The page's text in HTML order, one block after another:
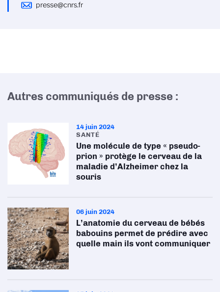
presse@cnrs.fr
Autres communiqués de presse :
14 juin 2024
SANTÉ
Une molécule de type « pseudo-
prion » protège le cerveau de la
maladie d’Alzheimer chez la
souris
06 juin 2024
L’anatomie du cerveau de bébés
babouins permet de prédire avec
quelle main ils vont communiquer